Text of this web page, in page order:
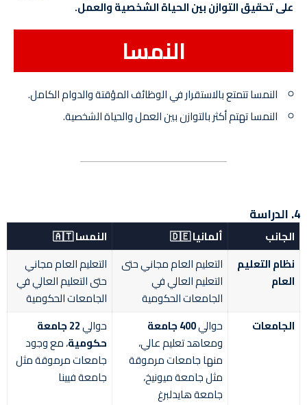
على تحقيق التوازن بين الحياة الشخصية والعمل.
النمسا
النمسا تتمتع بالاستقرار في الوظائف المؤقتة والدوام الكامل.
النمسا تهتم أكثر بالتوازن بين العمل والحياة الشخصية.
4. الدراسة
الجانب ألمانيا 🇩🇪
النمسا 🇦🇹
نظام التعليم
العام
التعليم العام مجاني حتى
التعليم العالي في
الجامعات الحكومية
التعليم العام مجاني
حتى التعليم العالي في
الجامعات الحكومية
الجامعات
حوالي400 جامعة
ومعاهد تعليم عالي،
منها جامعات مرموقة
مثل جامعة ميونيخ،
جامعة هايدلبرغ
حوالي
22 جامعة
حكومية، مع وجود
جامعات مرموقة مثل
جامعة فيينا